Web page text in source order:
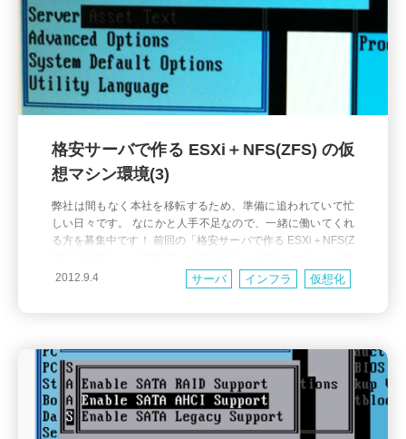
格安サーバで作る ESXi＋NFS(ZFS) の仮
想マシン環境(3)
弊社は間もなく本社を移転するため、準備に追われていて忙
しい日々です。 なにかと人手不足なので、一緒に働いてくれ
る方を募集中です！ 前回の「格安サーバで作る ESXi＋NFS(Z
想マシンホストサーバ」を構築し、仮想マシンを作ってベン
チマークをとりたいと思います。 3回目になりますこのお題
2012.9.4 インフラ
サーバ 仮想化